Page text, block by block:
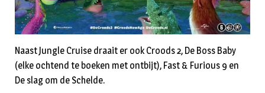
Naast Jungle Cruise draait er ook Croods 2, De Boss Baby
(elke ochtend te boeken met ontbijt), Fast & Furious 9 en
De slag om de Schelde.